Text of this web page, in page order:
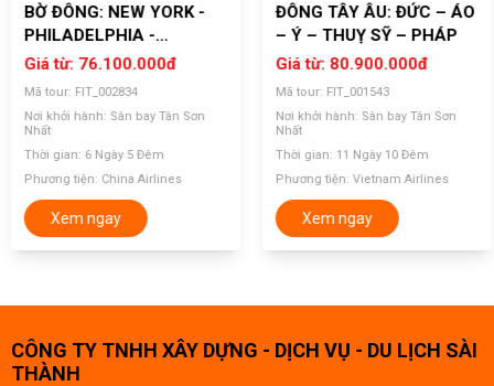
BỜ ĐÔNG: NEW YORK -
PHILADELPHIA -
WASHINGTON D.C
Giá từ: 76.100.000đ
Mã tour: FIT_002834
Nơi khởi hành: Sân bay Tân Sơn
Nhất
Thời gian: 6 Ngày 5 Đêm
Phương tiện: China Airlines
Xem ngay
ĐÔNG TÂY ÂU: ĐỨC – ÁO
– Ý – THUỴ SỸ – PHÁP
Giá từ: 80.900.000đ
Mã tour: FIT_001543
Nơi khởi hành: Sân bay Tân Sơn
Nhất
Thời gian: 11 Ngày 10 Đêm
Phương tiện: Vietnam Airlines
Xem ngay
CÔNG TY TNHH XÂY DỰNG - DỊCH VỤ - DU LỊCH SÀI
THÀNH